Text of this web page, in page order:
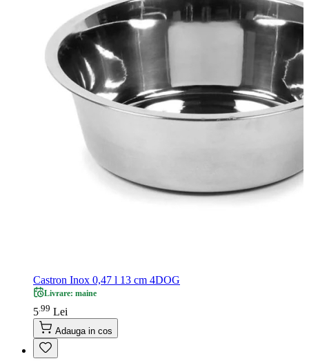
Castron Inox 0,47 l 13 cm 4DOG
Livrare: maine
5 99 Lei
Adauga in cos